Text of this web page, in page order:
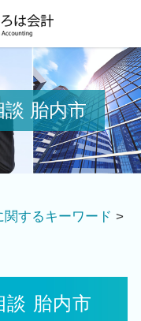
胎内市
関するキーワード >
談 胎内市